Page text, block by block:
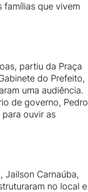
famílias que vivem
partiu da Praça
do Prefeito,
uma audiência.
de governo, Pedro
ouvir as
Jailson Carnaúba,
no local e